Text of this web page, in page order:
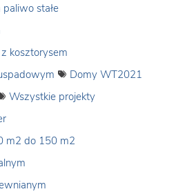
stałe
kosztorysem
Domy WT2021
Wszystkie projekty
m2 do 150 m2